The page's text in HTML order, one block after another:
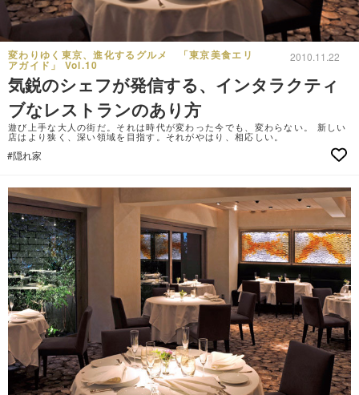
変わりゆく東京、進化するグルメ 「東京美食エリ
アガイド」 Vol.10
2010.11.22
気鋭のシェフが発信する、インタラクティ
ブなレストランのあり方
遊び上手な大人の街だ。それは時代が変わった今でも、変わらない。 新しい
店はより狭く、深い領域を目指す。それがやはり、相応しい。
#隠れ家